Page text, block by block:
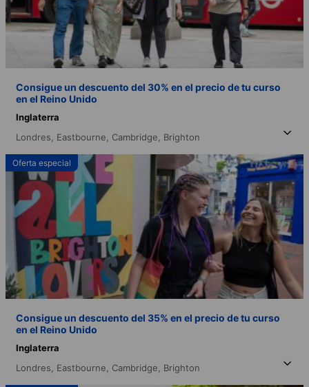
Consigue un descuento del 30% en el precio de tu curso
en el Reino Unido
Inglaterra
Londres, Eastbourne, Cambridge, Brighton
Oferta especial
Consigue un descuento del 35% en el precio de tu curso
en el Reino Unido
Inglaterra
Londres, Eastbourne, Cambridge, Brighton